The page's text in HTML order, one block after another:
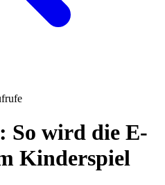
So wird die E-
Kinderspiel